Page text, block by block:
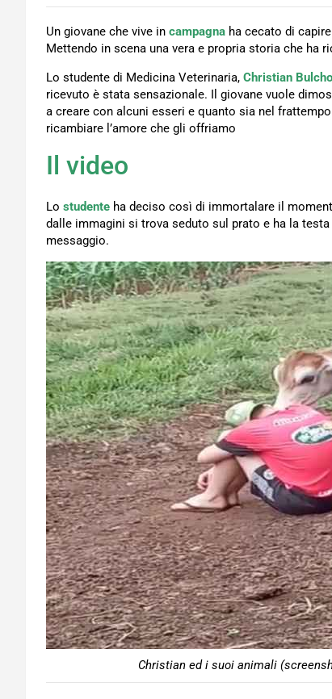
Un giovane che vive in campagna ha cecato di
Mettendo in scena una vera e propria storia che ha
Lo studente di Medicina Veterinaria, Christian
ricevuto è stata sensazionale. Il giovane vuole
a creare con alcuni esseri e quanto sia nel
ricambiare l’amore che gli offriamo
Il video
Lo studente ha deciso così di immortalare il
dalle immagini si trova seduto sul prato e ha la
messaggio.
Christian ed i suoi animali